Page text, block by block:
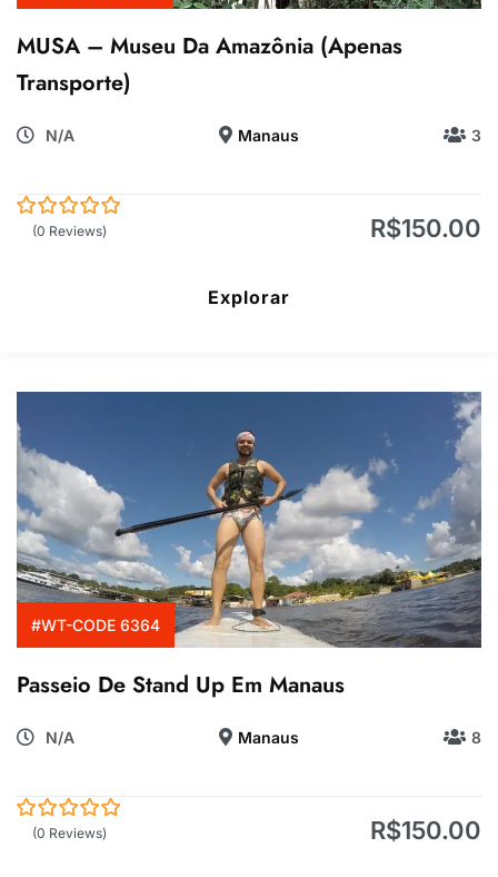
MUSA – Museu Da Amazônia (Apenas
Transporte)
N/A Manaus 3
R$150.00
(0 Reviews)
Explorar
#WT-CODE 6364
Passeio De Stand Up Em Manaus
N/A Manaus 8
R$150.00
(0 Reviews)